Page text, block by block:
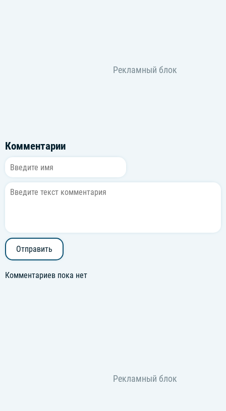
Комментарии
Отправить
Комментариев пока нет